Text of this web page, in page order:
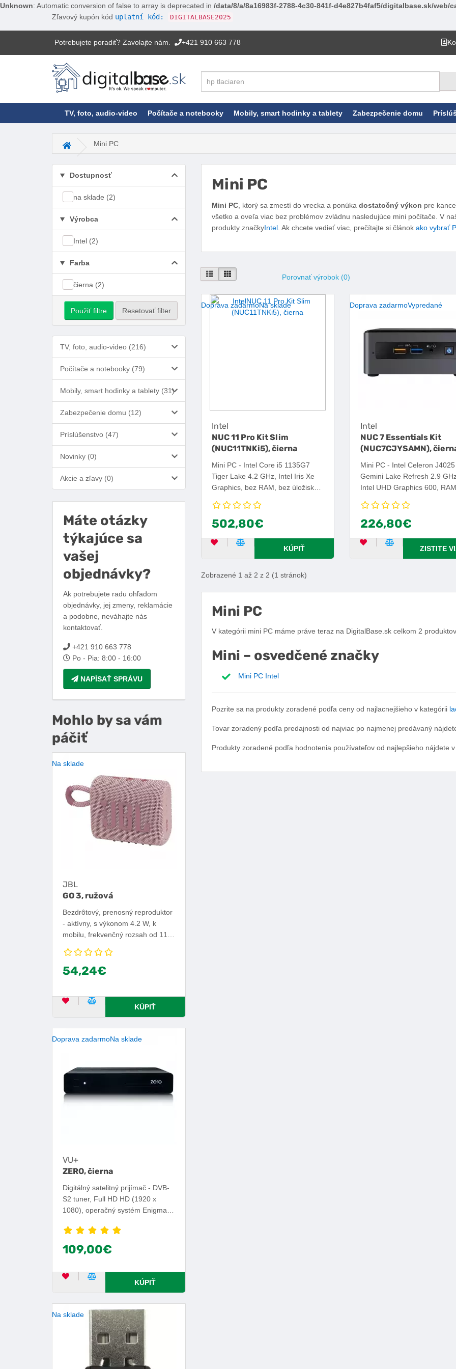
Unknown: Automatic conversion of false to array is deprecated in /data/8/a/8a16983f-2788-4c30-841f-d4e827b4faf5/digitalbase.sk/
Zľavový kupón kód uplatní kód: DIGITALBASE2025
Potrebujete poradiť? Zavolajte nám. +421 910 663 778
TV, foto, audio-video Počítače a notebooky Mobily, smart hodinky a tablety Zabezpečenie domu
Hlavná stránka
Mini PC
Dostupnosť
na sklade (2)
Výrobca
Intel (2)
Farba
čierna (2)
Použiť filtre Resetovať filter
TV, foto, audio-video (216)
Počítače a notebooky (79)
Mobily, smart hodinky a tablety (31)
Zabezpečenie domu (12)
Príslúšenstvo (47)
Novinky (0)
Akcie a zľavy (0)
Máte otázky
týkajúce sa
vašej
objednávky?
Ak potrebujete radu ohľadom
objednávky, jej zmeny, reklamácie
a podobne, neváhajte nás
kontaktovať.
+421 910 663 778
Po - Pia: 8:00 - 16:00
NAPÍSAŤ SPRÁVU
Mohlo by sa vám
páčiť
Na sklade
JBL
GO 3, ružová
Bezdrôtový, prenosný reproduktor
- aktívny, s výkonom 4.2 W, k
mobilu, frekvenčný rozsah od 110
certifikácia IPX7, ovládanie cez
zariadenia s OS iOS alebo
54,24€
OBĽÚBENÝ PRODUKT
POROVNAŤ PRODUKT
KÚPIŤ
Doprava zadarmoNa sklade
VU+
ZERO, čierna
Digitálný satelitný prijímač - DVB-
S2 tuner, Full HD HD (1920 x
1080), operačný systém Enigma,
USB, RS232, RJ-45.
109,00€
OBĽÚBENÝ PRODUKT
POROVNAŤ PRODUKT
KÚPIŤ
Na sklade
Mini PC
Mini PC, ktorý sa zmestí do vrecka a ponúka dostatočný výkon pre
všetko a oveľa viac bez problémov zvládnu nasledujúce mini počítače. V
produkty značkyIntel. Ak chcete vedieť viac, prečítajte si článok ako vybrať
Pod sebaVedľa seba Porovnať výrobok (0)
Doprava zadarmoNa sklade
Intel
NUC 11 Pro Kit Slim
(NUC11TNKi5), čierna
Mini PC - Intel Core i5 1135G7
Tiger Lake 4.2 GHz, Intel Iris Xe
Graphics, bez RAM, bez úložiska,
USB-C, 3x USB 3.2, 1x USB 2.0,
typ skrine: Mini ITX, Bez OS.
502,80€
OBĽÚBENÝ PRODUKT
POROVNAŤ PRODUKT
KÚPIŤ
Doprava zadarmoVypredané
Intel
NUC 7 Essentials Kit
(NUC7CJYSAMN),
Mini PC - Intel Celeron J4025
Gemini Lake Refresh 2.9
Intel UHD Graphics 600,
mechaniky, WiFi, HDMI, 4x
3.2, typ skrine: Desktop,
226,80€
OBĽÚBENÝ PRODUKT
POROVNAŤZISTITE
Zobrazené 1 až 2 z 2 (1 stránok)
Mini PC
V kategórii mini PC máme práve teraz na DigitalBase.sk celkom 2
Mini – osvedčené značky
Mini PC Intel
Pozrite sa na produkty zoradené podľa ceny od najlacnejšieho v kategórii
Tovar zoradený podľa predajnosti od najviac po najmenej predávaný
Produkty zoradené podľa hodnotenia používateľov od najlepšieho nájdete